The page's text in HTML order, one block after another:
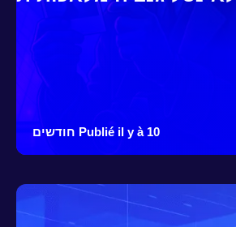
Publié il y à 10 חודשים